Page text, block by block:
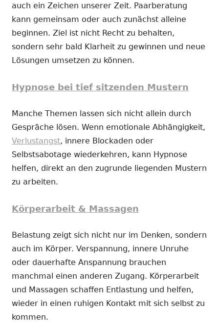
auch ein Zeichen unserer Zeit. Paarberatung
kann gemeinsam oder auch zunächst alleine
beginnen. Ziel ist nicht Recht zu behalten,
sondern sehr bald Klarheit zu gewinnen und neue
Lösungen umsetzen zu können.
Hypnose bei tief sitzenden Mustern
Manche Themen lassen sich nicht allein durch
Gespräche lösen. Wenn emotionale Abhängigkeit,
Verlustangst, innere Blockaden oder
Selbstsabotage wiederkehren, kann Hypnose
helfen, direkt an den zugrunde liegenden Mustern
zu arbeiten.
Körperarbeit & Massagen
Belastung zeigt sich nicht nur im Denken, sondern
auch im Körper. Verspannung, innere Unruhe
oder dauerhafte Anspannung brauchen
manchmal einen anderen Zugang. Körperarbeit
und Massagen schaffen Entlastung und helfen,
wieder in einen ruhigen Kontakt mit sich selbst zu
kommen.